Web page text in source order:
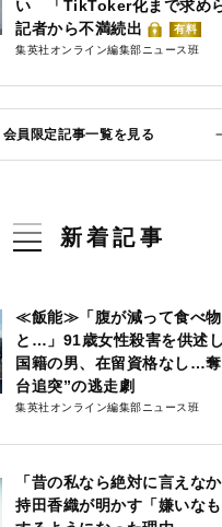
い 「TikToker化まで求め
記者から不満続出
有料
集英社オンライン編集部ニュース班
会員限定記事一覧を見る
新着記事
≪飯能≫「腹が減って食べ物
と…」91歳女性殺害を供述
国籍の男、在留資格なし…
台追突”の逃走劇
集英社オンライン編集部ニュース班
「昔の私なら絶対に言えな
持田香織が明かす「嫌いな